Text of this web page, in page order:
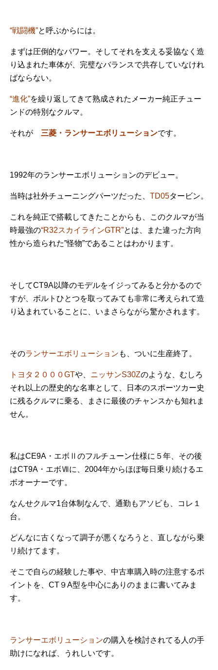
“戦闘機”と呼ぶからには。
まずは圧倒的なパワー。そしてそれを支える妥協なく造
り込まれた車体が、完璧なバランスで共存していなけれ
ばならない。
“進化”を繰り返してきて熟成されたメーカー純正チュー
ンドの特別なクルマ。
それが 三菱・ランサーエボリューションです。
1992年のランサーエボリューションのデビュー。
当時は社外チューニングパーツだった、 TD05タービン。
これを純正で搭載してきたことからも、このクルマが当
時最強の“R32スカイラインGTR”とは、また違った方向
性から造られた”怪物”であることはわかります。
そしてCT9A以降のモデルをイジってみると分かるので
すが、ボルトひとつを取ってみても非常に考えられて造
り込まれていることに、いまさらながら驚かされます。
そのランサーエボリューション も、ついに生産終了。
トヨタ２０００GTや、 ニッサンS30Zのような、むしろ
それ以上の歴史的な名車として、日本のスポーツカー史
に残るクルマに乗る、まさに最後のチャンスかも知れま
せん。
私はCE9A・エボⅡのフルチューン仕様に５年、その後
はCT9A・エボⅦに、2004年からほぼ毎日乗り続けるエ
ボオーナーです。
なんせクルマ1台体制なんで、通勤もアソビも、コレ１
台。
どんなに古くなって調子が悪くなろうと、直しながら乗
リ続けてます。
そこで自らの経験した事や、中古車購入時の注意するポ
イントを、CT９A型を中心にありのままに書いてみま
す。
ランサーエボリューションの購入を検討されてる人の手
助けになれば、うれしいです。